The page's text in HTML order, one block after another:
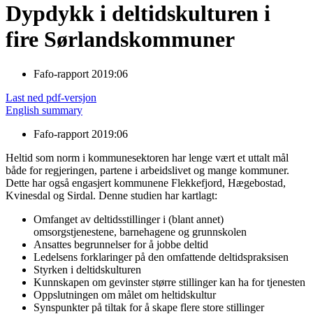
Dypdykk i deltidskulturen i
fire Sørlandskommuner
Fafo-rapport 2019:06
Last ned pdf-versjon
English summary
Fafo-rapport 2019:06
Heltid som norm i kommunesektoren har lenge vært et uttalt mål
både for regjeringen, partene i arbeidslivet og mange kommuner.
Dette har også engasjert kommunene Flekkefjord, Hægebostad,
Kvinesdal og Sirdal. Denne studien har kartlagt:
Omfanget av deltidsstillinger i (blant annet)
omsorgstjenestene, barnehagene og grunnskolen
Ansattes begrunnelser for å jobbe deltid
Ledelsens forklaringer på den omfattende deltidspraksisen
Styrken i deltidskulturen
Kunnskapen om gevinster større stillinger kan ha for tjenesten
Oppslutningen om målet om heltidskultur
Synspunkter på tiltak for å skape flere store stillinger